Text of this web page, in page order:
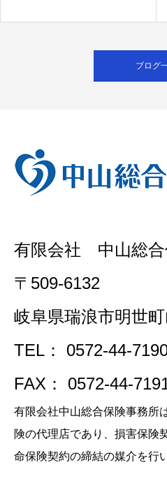
ブログ
有限会社 中山総合
〒509-6132
岐阜県瑞浪市明世
TEL： 0572-44-
FAX： 0572-44-
有限会社中山総合保険事務所
険の代理店であり、損害保険
命保険契約の締結の媒介を行